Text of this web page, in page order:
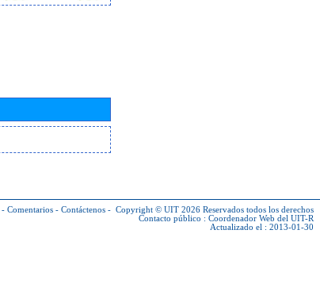
- Comentarios - Contáctenos - Copyright © UIT 2026 Reservados todos los derechos
Contacto público : Coordenador Web del UIT-R
Actualizado el : 2013-01-30